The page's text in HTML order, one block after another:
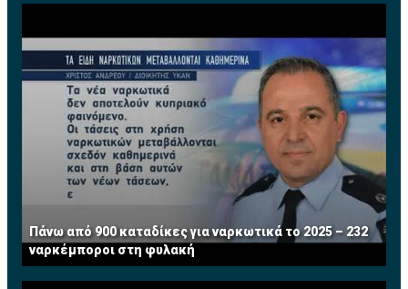
Πάνω από 900 καταδίκες για ναρκωτικά το 2025 – 232
ναρκέμποροι στη φυλακή